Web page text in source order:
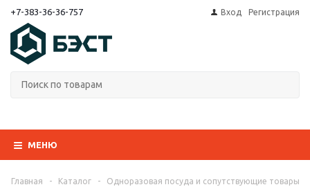
+7-383-36-36-757 Вход Регистрация
МЕНЮ
Главная - Каталог -
Одноразовая посуда и сопутствующие товары